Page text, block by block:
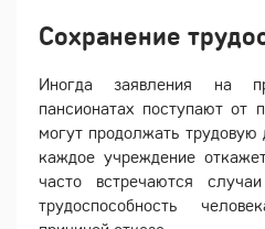
Сохранение
Иногда заявления на
пансионатах поступают
могут продолжать
каждое учреждение
часто встречаются
трудоспособность